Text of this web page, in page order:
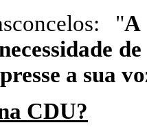
"A
a sua
CDU?